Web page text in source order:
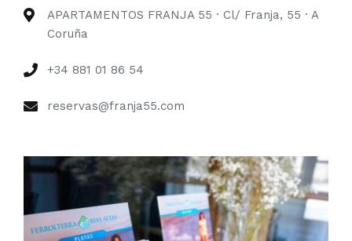
APARTAMENTOS FRANJA 55 · Cl/ Franja, 55 · A
Coruña
+34 881 01 86 54
reservas@franja55.com